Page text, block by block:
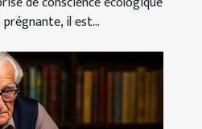
il est...